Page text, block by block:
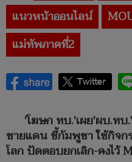
แนวหน้าออนไลน์
แม่ทัพภาคที่2
'โฆษก ทบ.'เผย'ผบ.ทบ
ชายแดน ชี้กัมพูชา ใช้กิจก
โลก ปัดตอบยกเลิก-คงไว้